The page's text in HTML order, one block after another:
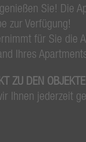
Sie! Die
zur Verfügung!
für Sie die
Ihres
ZU DEN
Ihnen jederzeit